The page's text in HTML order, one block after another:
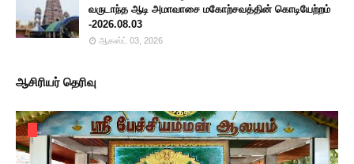
வருடாந்த ஆடி அமாவாசை மகோற்சவத்தின் கொடியேற்றம்
-2026.08.03
ஆகஸ்ட் 03, 2026
ஆசிரியர் தெரிவு